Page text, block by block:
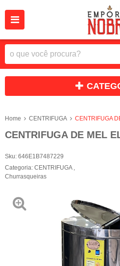
Home CENTRIFUGA CENTRIFUGA
CENTRIFUGA DE MEL
Sku: 646E1B7487229
Categoria: CENTRIFUGA
Churrasqueiras